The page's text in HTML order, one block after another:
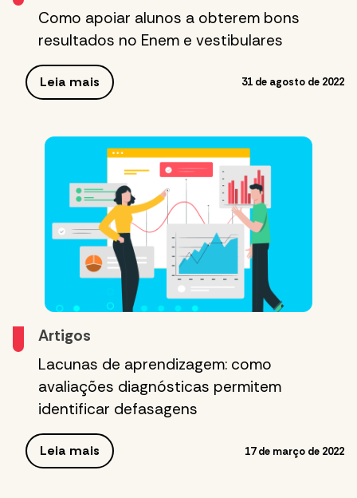
Como apoiar alunos a obterem bons
resultados no Enem e vestibulares
Leia mais 31 de agosto de 2022
Artigos
Lacunas de aprendizagem: como
avaliações diagnósticas permitem
identificar defasagens
Leia mais 17 de março de 2022